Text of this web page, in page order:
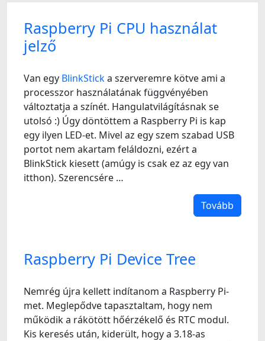
Raspberry Pi CPU használat
jelző
Van egy BlinkSticka szerveremre kötve ami a
processzor használatának függvényében
változtatja a színét. Hangulatvilágításnak se
utolsó :) Úgy döntöttem a Raspberry Pi is kap
egy ilyen LED-et. Mivel az egy szem szabad USB
portot nem akartam feláldozni, ezért a
BlinkStick kiesett (amúgy is csak ez az egy van
itthon). Szerencsére …
Tovább
Raspberry Pi Device Tree
Nemrég újra kellett indítanom a Raspberry Pi-
met. Meglepődve tapasztaltam, hogy nem
működik a rákötött hőérzékelő és RTC modul.
Kis keresés után, kiderült, hogy a 3.18-as